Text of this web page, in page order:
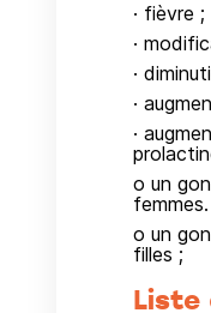
· fièvre ;
·
·
·
·
o un
femmes.
o un
filles ;
Liste